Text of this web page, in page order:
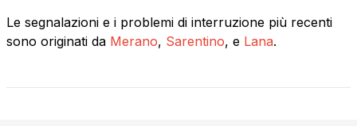
Le segnalazioni e i problemi di interruzione più recenti
sono originati da Merano, Sarentino, e Lana.